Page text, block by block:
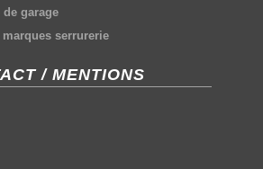
de garage
marques serrurerie
/ MENTIONS